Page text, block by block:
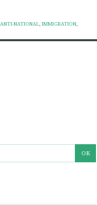
ANTI-NATIONAL, IMMIGRATION,